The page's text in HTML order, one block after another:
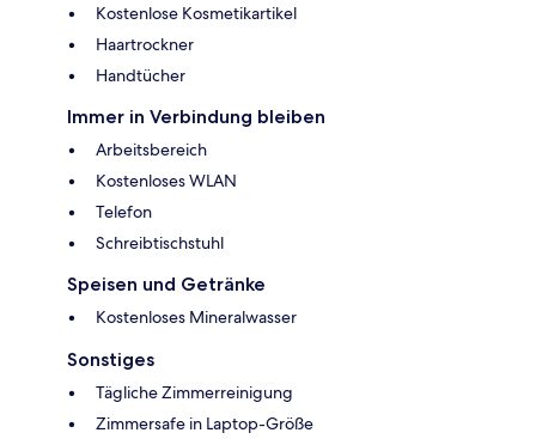
Kostenlose Kosmetikartikel
Haartrockner
Handtücher
Immer in Verbindung bleiben
Arbeitsbereich
Kostenloses WLAN
Telefon
Schreibtischstuhl
Speisen und Getränke
Kostenloses Mineralwasser
Sonstiges
Tägliche Zimmerreinigung
Zimmersafe in Laptop-Größe